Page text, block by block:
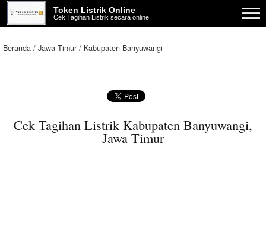
Token Listrik Online
Cek Tagihan Listrik secara online
Beranda Jawa Timur Kabupaten Banyuwangi
Cek Tagihan Listrik Kabupaten Banyuwangi,
Jawa Timur